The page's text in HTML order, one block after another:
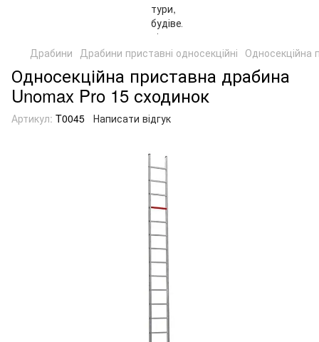
Драбини Драбини приставні односекційні Односекційна
Односекційна приставна драбина
Unomax Pro 15 сходинок
Артикул: T0045 Написати відгук